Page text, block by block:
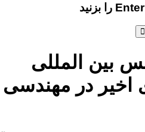
المللی
در مهندسی